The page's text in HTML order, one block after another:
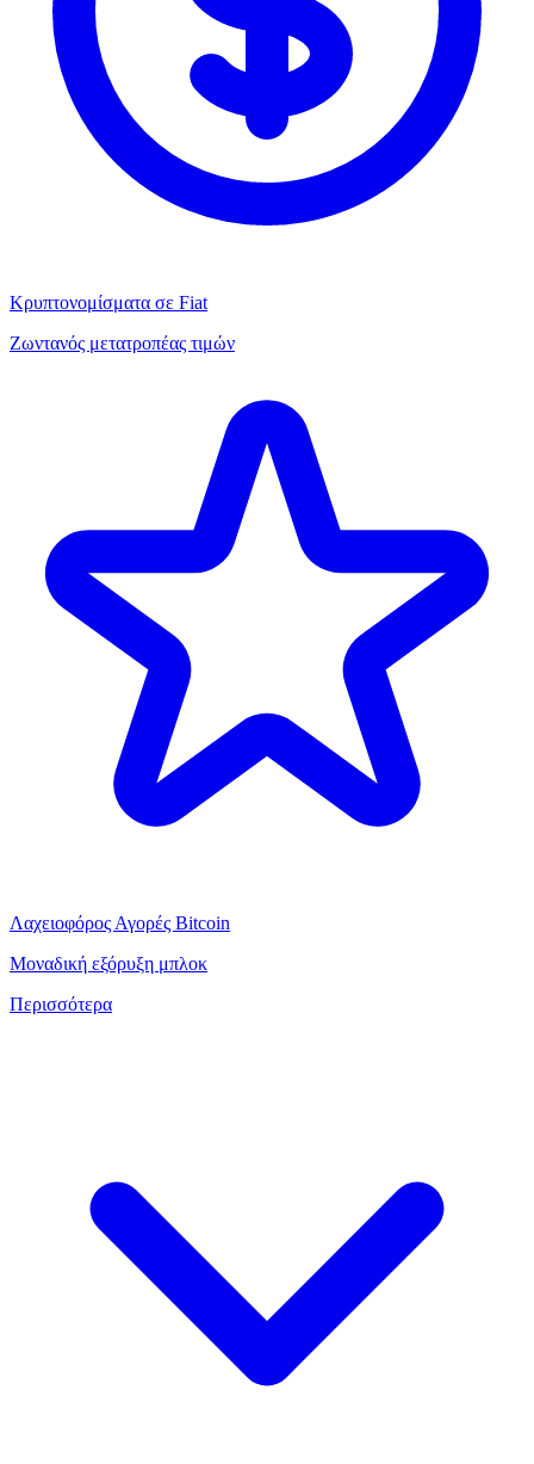
Κρυπτονομίσματα σε Fiat
Ζωντανός μετατροπέας τιμών
Λαχειοφόρος Αγορές Bitcoin
Μοναδική εξόρυξη μπλοκ
Περισσότερα